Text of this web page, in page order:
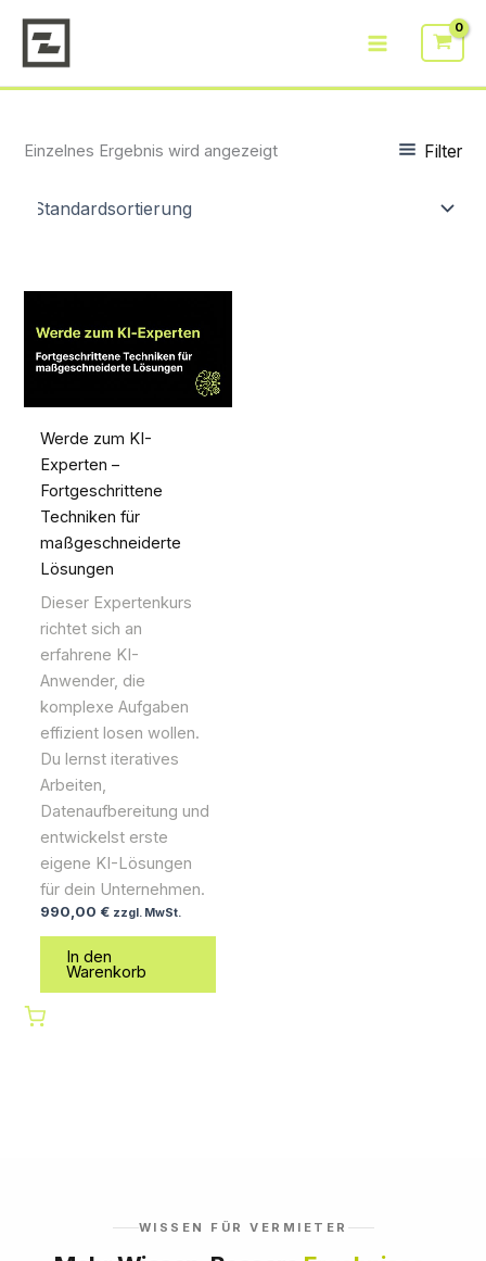
Inhalt
springen
Einzelnes Ergebnis wird angezeigt Filter
Werde zum KI-
Experten –
Fortgeschrittene
Techniken für
maßgeschneiderte
Lösungen
Dieser Expertenkurs
richtet sich an
erfahrene KI-
Anwender, die
komplexe Aufgaben
effizient losen wollen.
Du lernst iteratives
Arbeiten,
Datenaufbereitung und
entwickelst erste
eigene KI-Lösungen
für dein Unternehmen.
990,00 € zzgl. MwSt.
In den
Warenkorb
WISSEN FÜR VERMIETER